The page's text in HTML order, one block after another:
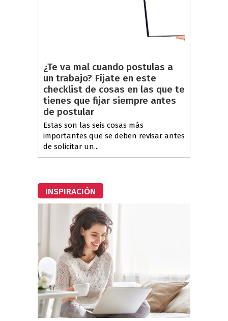
¿Te va mal cuando postulas a
un trabajo? Fíjate en este
checklist de cosas en las que te
tienes que fijar siempre antes
de postular
Estas son las seis cosas más
importantes que se deben revisar antes
de solicitar un...
INSPIRACIÓN